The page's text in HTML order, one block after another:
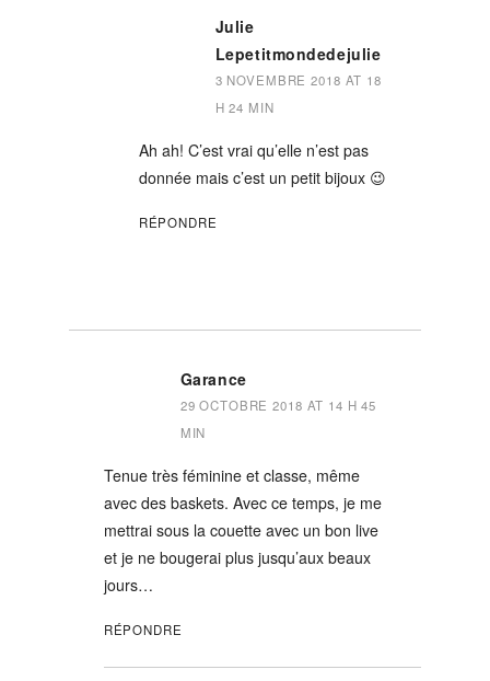
Julie
Lepetitmondedejulie
3 NOVEMBRE 2018 AT 18
H 24 MIN
Ah ah! C’est vrai qu’elle n’est pas
donnée mais c’est un petit bijoux 😉
RÉPONDRE
Garance
29 OCTOBRE 2018 AT 14 H 45
MIN
Tenue très féminine et classe, même
avec des baskets. Avec ce temps, je me
mettrai sous la couette avec un bon live
et je ne bougerai plus jusqu’aux beaux
jours…
RÉPONDRE